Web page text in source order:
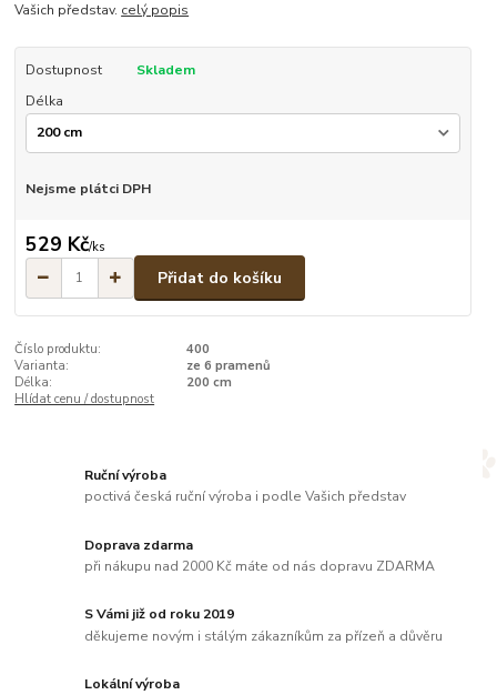
Vašich představ. celý popis
Dostupnost
Skladem
Délka
Nejsme plátci DPH
529 Kč/ks
Přidat do košíku
Číslo produktu:
400
Varianta:
ze 6 pramenů
Délka:
200 cm
Hlídat cenu / dostupnost
Ruční výroba
poctivá česká ruční výroba i podle Vašich představ
Doprava zdarma
při nákupu nad 2000 Kč máte od nás dopravu ZDARMA
S Vámi již od roku 2019
děkujeme novým i stálým zákazníkům za přízeň a důvěru
Lokální výroba